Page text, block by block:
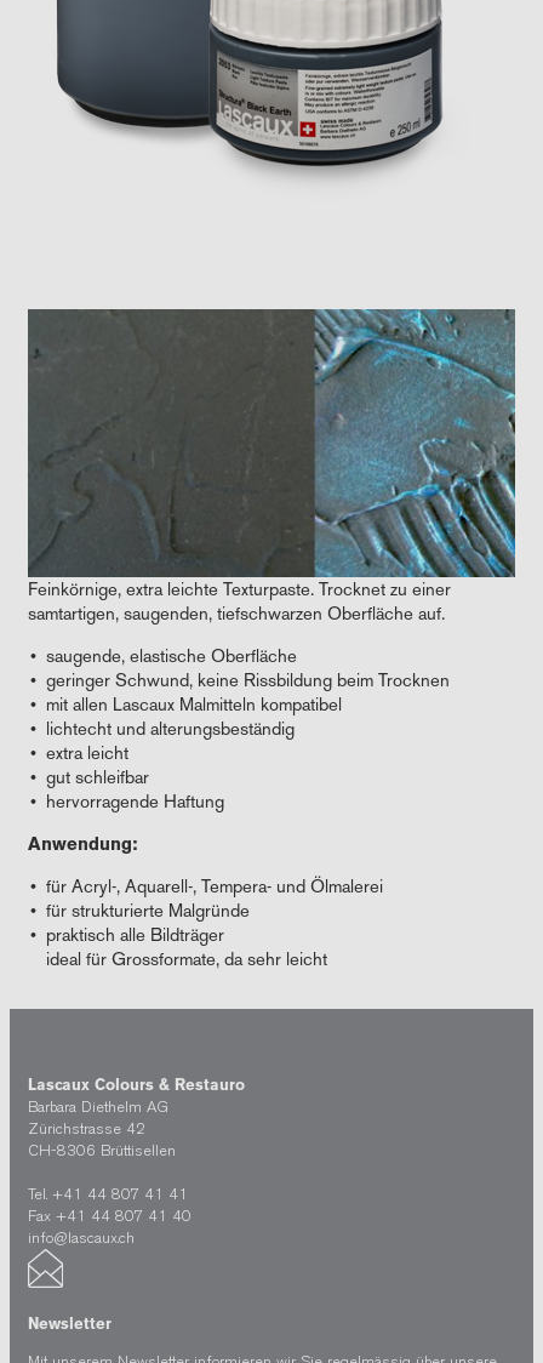
Feinkörnige, extra leichte Texturpaste. Trocknet zu einer
samtartigen, saugenden, tiefschwarzen Oberfläche auf.
saugende, elastische Oberfläche
geringer Schwund, keine Rissbildung beim Trocknen
mit allen Lascaux Malmitteln kompatibel
lichtecht und alterungsbeständig
extra leicht
gut schleifbar
hervorragende Haftung
Anwendung:
für Acryl-, Aquarell-, Tempera- und Ölmalerei
für strukturierte Malgründe
praktisch alle Bildträger
ideal für Grossformate, da sehr leicht
Lascaux Colours & Restauro
Barbara Diethelm AG
Zürichstrasse 42
CH-8306 Brüttisellen
Tel. +41 44 807 41 41
Fax +41 44 807 41 40
info@lascaux.ch
Newsletter